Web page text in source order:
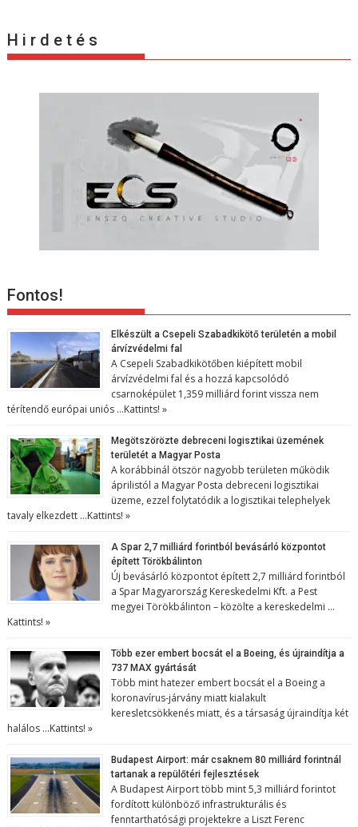
c
i
H i r d e t é s
Fontos!
Elkészült a Csepeli Szabadkikötő területén a mobil
árvízvédelmi fal
A Csepeli Szabadkikötőben kiépített mobil
árvízvédelmi fal és a hozzá kapcsolódó
csarnoképület 1,359 milliárd forint vissza nem
térítendő európai uniós …Kattints! »
Megötszörözte debreceni logisztikai üzemének
területét a Magyar Posta
A korábbinál ötször nagyobb területen működik
áprilistól a Magyar Posta debreceni logisztikai
üzeme, ezzel folytatódik a logisztikai telephelyek
tavaly elkezdett …Kattints! »
A Spar 2,7 milliárd forintból bevásárló központot
épített Törökbálinton
Új bevásárló központot épített 2,7 milliárd forintból
a Spar Magyarország Kereskedelmi Kft. a Pest
megyei Törökbálinton – közölte a kereskedelmi …
Kattints! »
Több ezer embert bocsát el a Boeing, és újraindítja a
737 MAX gyártását
Több mint hatezer embert bocsát el a Boeing a
koronavírus-járvány miatt kialakult
keresletcsökkenés miatt, és a társaság újraindítja két
halálos …Kattints! »
Budapest Airport: már csaknem 80 milliárd forintnál
tartanak a repülőtéri fejlesztések
A Budapest Airport több mint 5,3 milliárd forintot
fordított különböző infrastrukturális és
fenntarthatósági projektekre a Liszt Ferenc